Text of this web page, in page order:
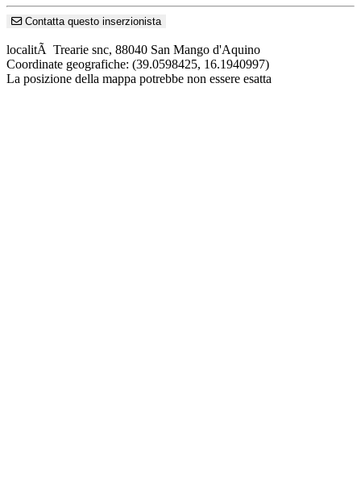
Contatta questo inserzionista
localitÃ Trearie snc, 88040 San Mango d'Aquino
Coordinate geografiche: (39.0598425, 16.1940997)
La posizione della mappa potrebbe non essere esatta